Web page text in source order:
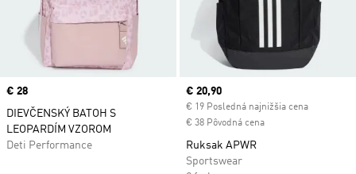
Price
€ 28
DIEVČENSKÝ BATOH S
LEOPARDÍM VZOROM
Deti Performance
Current price
€ 20,90
€ 19 Posledná najnižšia cena
€ 38 Pôvodná cena
Ruksak APWR
Sportswear